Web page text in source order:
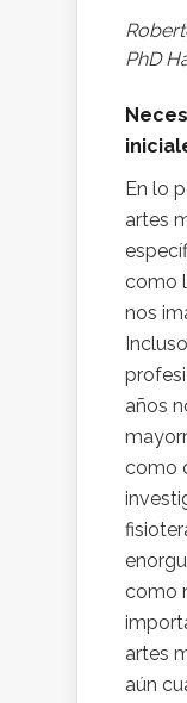
PhD
En lo
artes
como
nos
años
como
como
artes
aún